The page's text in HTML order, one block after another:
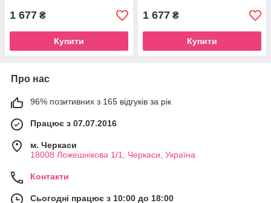
1 677 ₴
Купити
1 677 ₴
Купити
Про нас
96% позитивних з 165 відгуків за рік
Працює з 07.07.2016
м. Черкаси
18008 Ложешнікова 1/1, Черкаси, Україна
Контакти
Сьогодні працює з 10:00 до 18:00